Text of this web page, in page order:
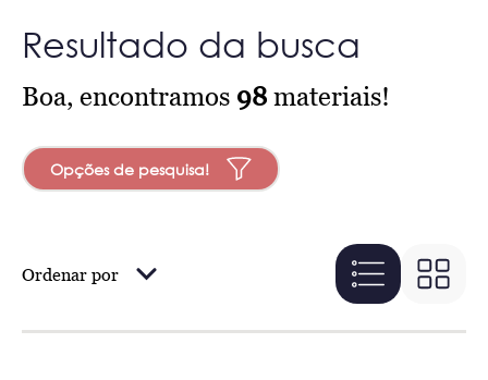
Resultado da busca
Boa, encontramos 98 materiais!
Opções de pesquisa!
Ordenar por